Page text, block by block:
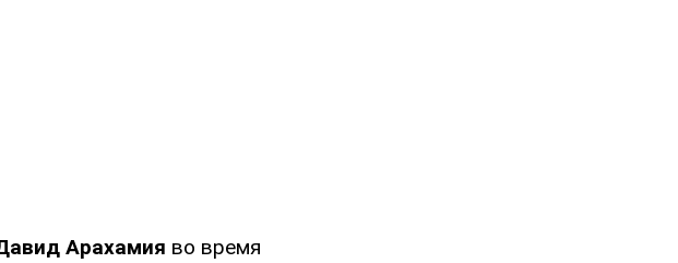
Арахамия во время